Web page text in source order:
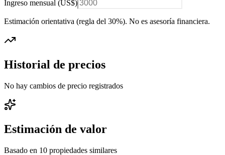
Ingreso mensual (US$)
Estimación orientativa (regla del 30%). No es asesoría financiera.
Historial de precios
No hay cambios de precio registrados
Estimación de valor
Basado en 10 propiedades similares